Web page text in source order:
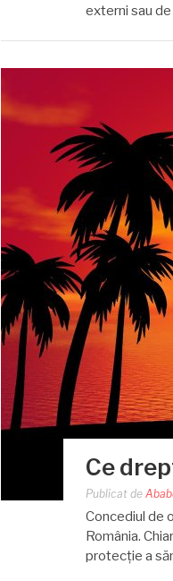
externi sau
Ce
Publicat de
Concediul de
România.
protecție a